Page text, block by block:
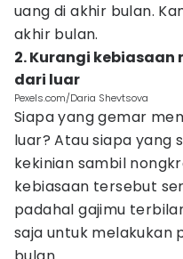
uang di akhir bulan.
akhir bulan.
2. Kurangi
dari luar
Pexels.com/Daria Shevtsova
Siapa yang gemar
luar? Atau siapa yang
kekinian sambil
kebiasaan tersebut
padahal gajimu
saja untuk melakukan